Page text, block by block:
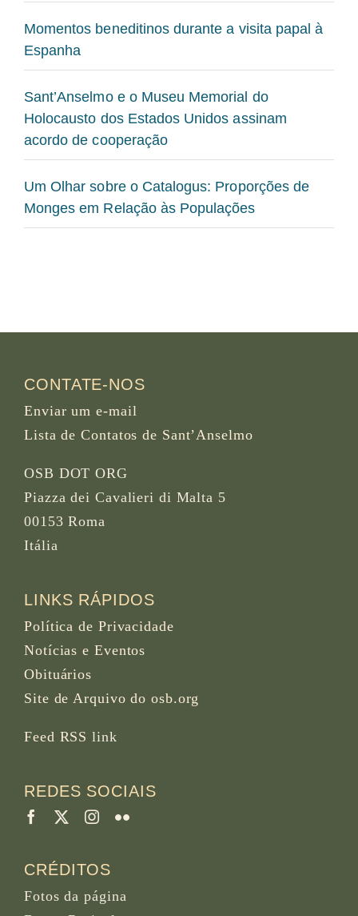
Momentos beneditinos durante a visita papal à
Espanha
Sant’Anselmo e o Museu Memorial do
Holocausto dos Estados Unidos assinam
acordo de cooperação
Um Olhar sobre o Catalogus: Proporções de
Monges em Relação às Populações
CONTATE-NOS
Enviar um e-mail
Lista de Contatos de Sant’Anselmo
OSB DOT ORG
Piazza dei Cavalieri di Malta 5
00153 Roma
Itália
LINKS RÁPIDOS
Política de Privacidade
Notícias e Eventos
Obituários
Site de Arquivo do osb.org
Feed RSS link
REDES SOCIAIS
CRÉDITOS
Fotos da página